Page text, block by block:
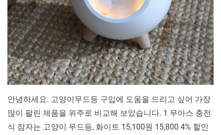
비
교
분
석
안녕하세요. 고양이무드등 구입에 도움을 드리고 싶어 가장
많이 팔린 제품을 위주로 비교해 보았습니다. 1 무아스 충전
식 잠자는 고양이 무드등, 화이트 15,100원 15,800 4% 할인